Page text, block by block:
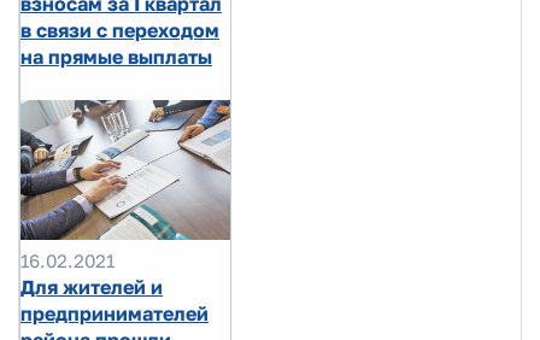
в связи с переходом
на прямые выплаты
16.02.2021
Для жителей и
предпринимателей